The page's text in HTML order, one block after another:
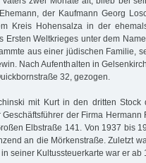
der Kaufmann Georg
Kreis Hohensalza in der
Ersten Weltkrieges unter dem
aus einer jüdischen Familie,
Nach Aufenthalten in
32, gezogen.
mit Kurt in den dritten Stock
der Firma Hermann
Elbstraße 141. Von 1937 bis
an die Mörkenstraße. Zuletzt
seiner Kultussteuerkarte war er ab